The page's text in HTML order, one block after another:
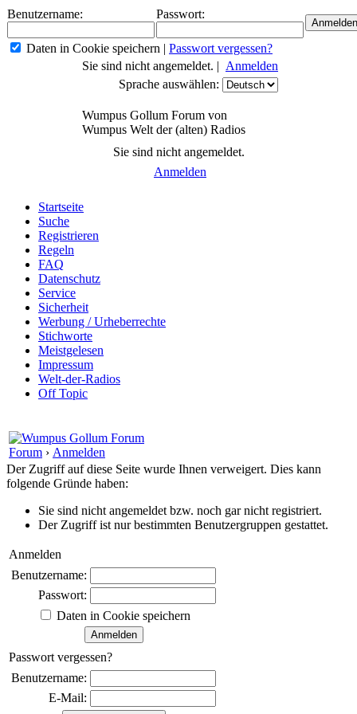
Benutzername: Passwort:
Daten in Cookie speichern | Passwort vergessen?
Sie sind nicht angemeldet. | Anmelden
Sprache auswählen:
Wumpus Gollum Forum von
Wumpus Welt der (alten) Radios
Sie sind nicht angemeldet.
Anmelden
Startseite
Suche
Registrieren
Regeln
FAQ
Datenschutz
Service
Sicherheit
Werbung / Urheberrechte
Stichworte
Meistgelesen
Impressum
Welt-der-Radios
Off Topic
Forum › Anmelden
Der Zugriff auf diese Seite wurde Ihnen verweigert. Dies kann
folgende Gründe haben:
Sie sind nicht angemeldet bzw. noch gar nicht registriert.
Der Zugriff ist nur bestimmten Benutzergruppen gestattet.
Anmelden
Benutzername:
Passwort:
Daten in Cookie speichern
Passwort vergessen?
Benutzername:
E-Mail: